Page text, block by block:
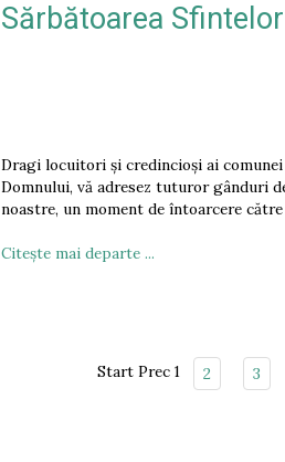
Sărbătoarea
Dragi locuitori și credincioși ai
Domnului, vă adresez tuturor gânduri
noastre, un moment de întoarcere
Citeşte mai departe ...
Start Prec 1 2 3